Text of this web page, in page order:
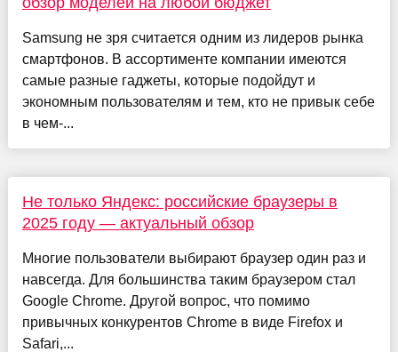
Samsung не зря считается одним из лидеров рынка
смартфонов. В ассортименте компании имеются
самые разные гаджеты, которые подойдут и
экономным пользователям и тем, кто не привык себе
в чем-...
Не только Яндекс: российские браузеры в
2025 году — актуальный обзор
Многие пользователи выбирают браузер один раз и
навсегда. Для большинства таким браузером стал
Google Chrome. Другой вопрос, что помимо
привычных конкурентов Chrome в виде Firefox и
Safari,...